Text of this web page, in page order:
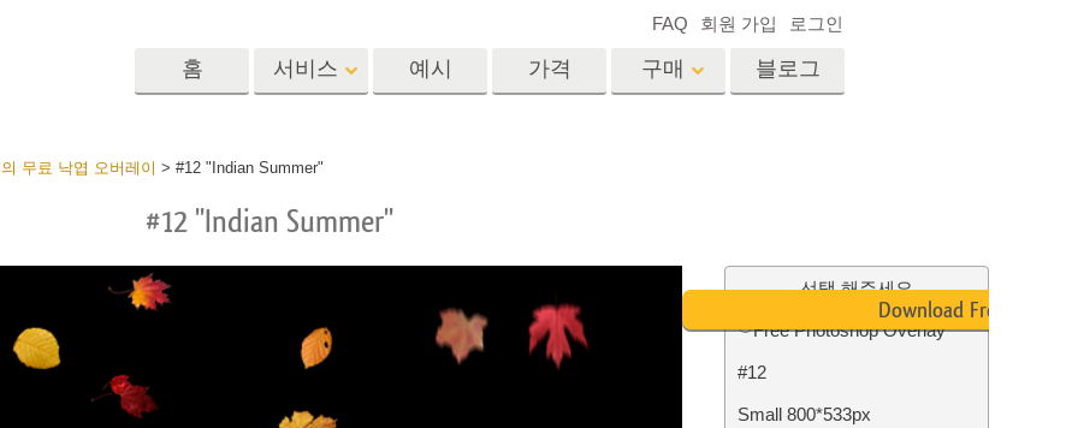
홈 서비스
AI로 생성된 의류 모델 사진 서비스
예시 가격 구매
렉션
Photoshop
포토샵 액션
포토샵 오버레이
Ps Actions 전체 컬렉션
템플릿
결혼식 초대장
어린이 생일 초대장
블로그
FAQ 회원 가입 로그인
무료 낙엽 오버레이 > #12 "Indian Summer"
#12 "Indian Summer"
선택 해주세요
Free Photoshop Overlay
#12
Small 800*533px
Download Free